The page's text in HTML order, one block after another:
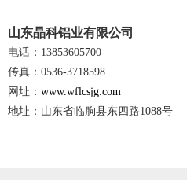
山东晶科铝业有限公司
电话：13853605700
传真：0536-3718598
网址： www.wflcsjg.com
地址：山东省临朐县东四路1088号